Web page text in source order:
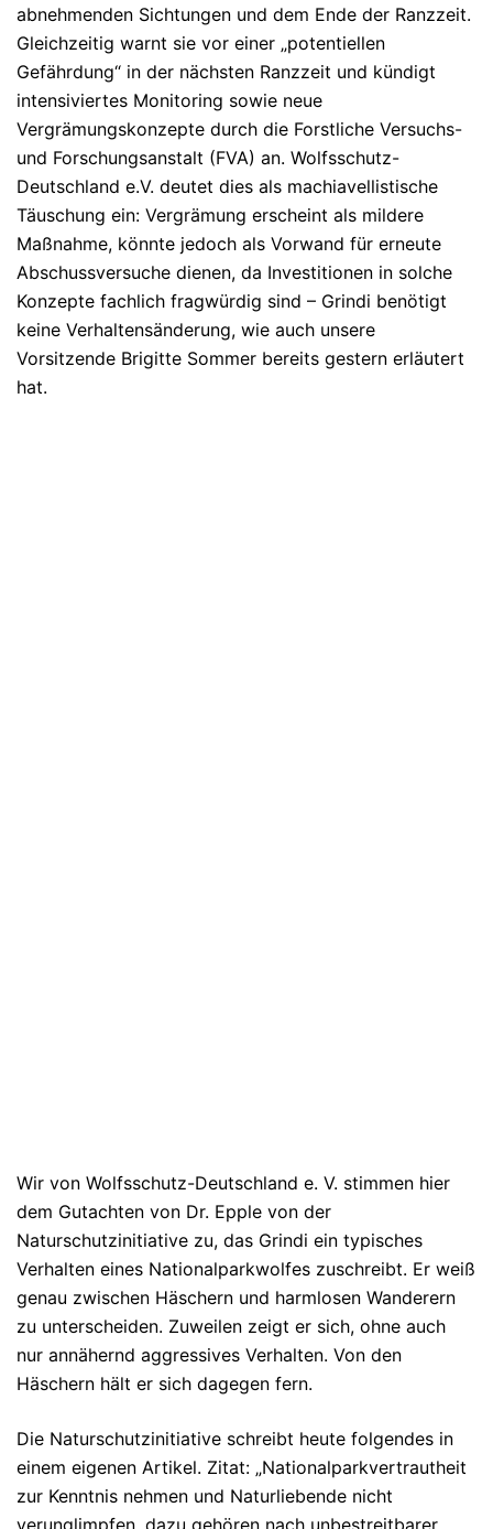
abnehmenden Sichtungen und dem Ende der Ranzzeit.
Gleichzeitig warnt sie vor einer „potentiellen
Gefährdung“ in der nächsten Ranzzeit und kündigt
intensiviertes Monitoring sowie neue
Vergrämungskonzepte durch die Forstliche Versuchs-
und Forschungsanstalt (FVA) an. Wolfsschutz-
Deutschland e.V. deutet dies als machiavellistische
Täuschung ein: Vergrämung erscheint als mildere
Maßnahme, könnte jedoch als Vorwand für erneute
Abschussversuche dienen, da Investitionen in solche
Konzepte fachlich fragwürdig sind – Grindi benötigt
keine Verhaltensänderung, wie auch unsere
Vorsitzende Brigitte Sommer bereits gestern erläutert
hat.
Wir von Wolfsschutz-Deutschland e. V. stimmen hier
dem Gutachten von Dr. Epple von der
Naturschutzinitiative zu, das Grindi ein typisches
Verhalten eines Nationalparkwolfes zuschreibt. Er weiß
genau zwischen Häschern und harmlosen Wanderern
zu unterscheiden. Zuweilen zeigt er sich, ohne auch
nur annähernd aggressives Verhalten. Von den
Häschern hält er sich dagegen fern.
Die Naturschutzinitiative schreibt heute folgendes in
einem eigenen Artikel. Zitat: „Nationalparkvertrautheit
zur Kenntnis nehmen und Naturliebende nicht